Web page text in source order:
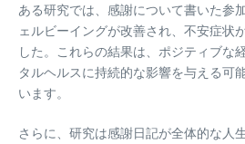
ある研究では、感謝について書いた参
ェルビーイングが改善され、不安症状
した。これらの結果は、ポジティブな
タルヘルスに持続的な影響を与える可
います。
さらに、研究は感謝日記が全体的な人